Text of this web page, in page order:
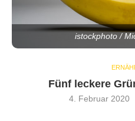
istockphoto /
Fünf leckere
4. Februar 2020